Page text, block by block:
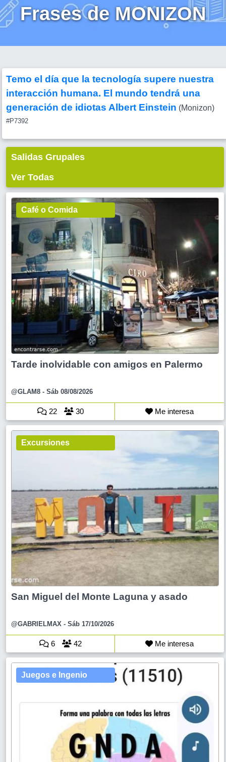
Frases de MONIZON
Temo el día que la tecnología supere nuestra
interacción humana. El mundo tendrá una
generación de idiotas Albert Einstein (Monizon)
#P7392
Salidas Grupales
Ver Todas
Café o Comida
Tarde inolvidable con amigos en Palermo
@GLAM8 - Sáb 08/08/2026
22 30 Me interesa
Excursiones
San Miguel del Monte Laguna y asado
@GABRIELMAX - Sáb 17/10/2026
6 42 Me interesa
Juegos e Ingenio